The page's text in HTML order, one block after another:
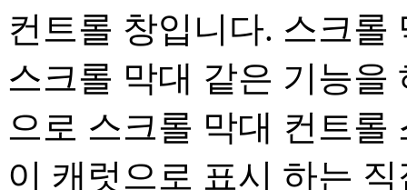
컨트롤 창입니다. 스크롤
스크롤 막대 같은 기능을
으로 스크롤 막대 컨트롤
이 캐럿으로 표시 하는